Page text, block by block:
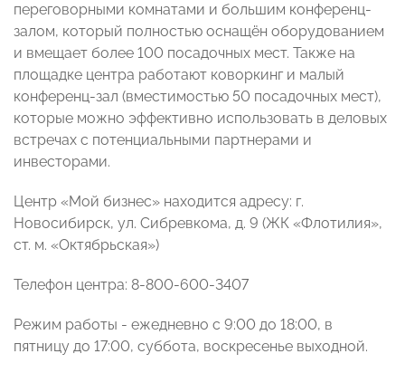
переговорными комнатами и большим конференц-
залом, который полностью оснащён оборудованием
и вмещает более 100 посадочных мест. Также на
площадке центра работают коворкинг и малый
конференц-зал (вместимостью 50 посадочных мест),
которые можно эффективно использовать в деловых
встречах с потенциальными партнерами и
инвесторами.
Центр «Мой бизнес» находится адресу: г.
Новосибирск, ул. Сибревкома, д. 9 (ЖК «Флотилия»,
ст. м. «Октябрьская»)
Телефон центра: 8-800-600-3407
Режим работы - ежедневно с 9:00 до 18:00, в
пятницу до 17:00, суббота, воскресенье выходной.